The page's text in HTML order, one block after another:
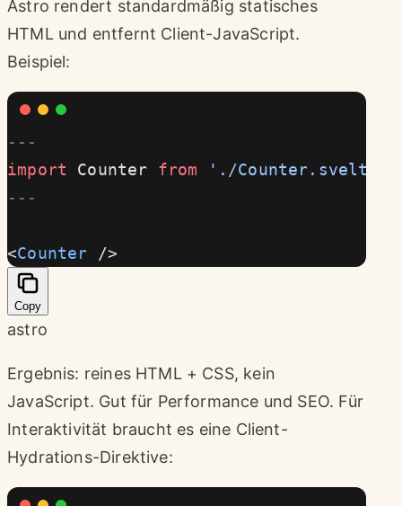
Astro rendert standardmäßig statisches
HTML und entfernt Client-JavaScript.
Beispiel:
---
import Counter from './Counter.svelte'
---
<Counter />
Copy
astro
Ergebnis: reines HTML + CSS, kein
JavaScript. Gut für Performance und SEO. Für
Interaktivität braucht es eine Client-
Hydrations-Direktive: